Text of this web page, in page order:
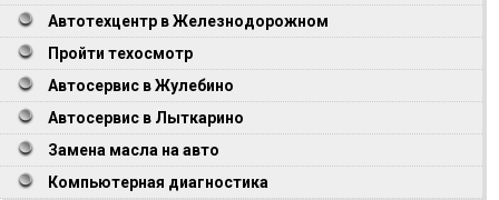
Автотехцентр в Железнодорожном
Пройти техосмотр
Автосервис в Жулебино
Автосервис в Лыткарино
Замена масла на авто
Компьютерная диагностика